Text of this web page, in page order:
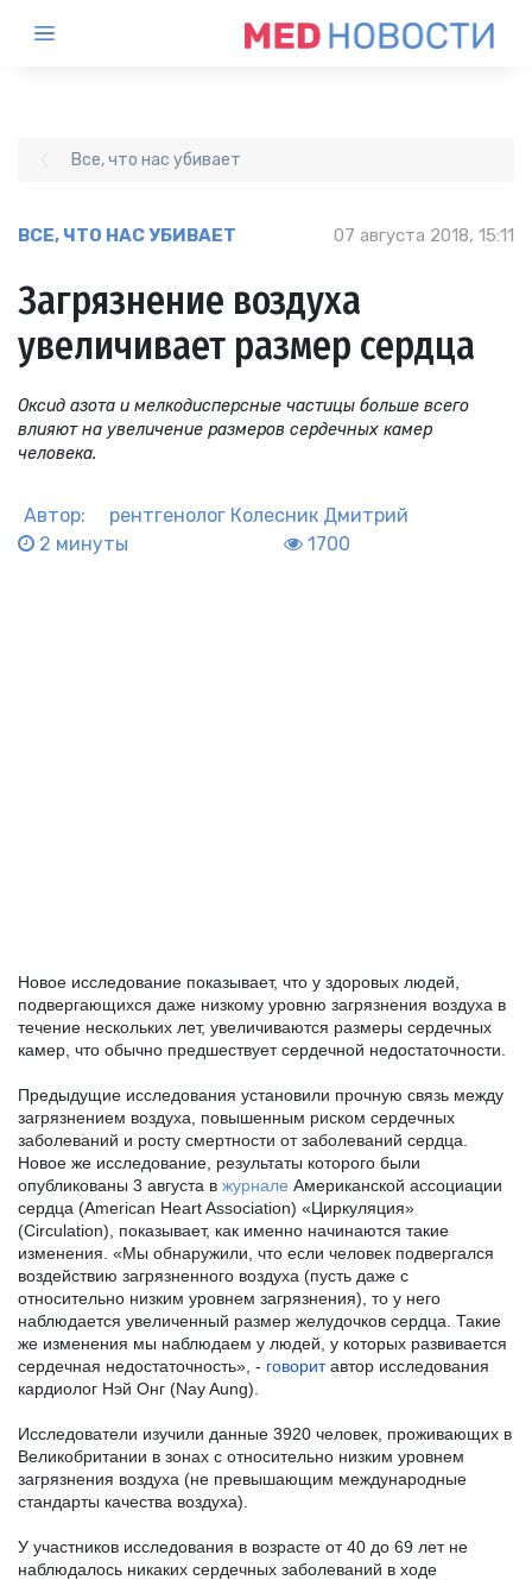
Все, что нас убивает
ВСЕ, ЧТО НАС УБИВАЕТ 07 августа 2018, 15:11
Загрязнение воздуха
увеличивает размер сердца
Оксид азота и мелкодисперсные частицы больше всего
влияют на увеличение размеров сердечных камер
человека.
Автор: рентгенолог Колесник Дмитрий
2 минуты
1700
Новое исследование показывает, что у здоровых людей,
подвергающихся даже низкому уровню загрязнения воздуха в
течение нескольких лет, увеличиваются размеры сердечных
камер, что обычно предшествует сердечной недостаточности.
Предыдущие исследования установили прочную связь между
загрязнением воздуха, повышенным риском сердечных
заболеваний и росту смертности от заболеваний сердца.
Новое же исследование, результаты которого были
опубликованы 3 августа в журнале Американской ассоциации
сердца (American Heart Association) «Циркуляция»
(Circulation), показывает, как именно начинаются такие
изменения. «Мы обнаружили, что если человек подвергался
воздействию загрязненного воздуха (пусть даже с
относительно низким уровнем загрязнения), то у него
наблюдается увеличенный размер желудочков сердца. Такие
же изменения мы наблюдаем у людей, у которых развивается
сердечная недостаточность», - говорит автор исследования
кардиолог Нэй Онг (Nay Aung).
Исследователи изучили данные 3920 человек, проживающих в
Великобритании в зонах с относительно низким уровнем
загрязнения воздуха (не превышающим международные
стандарты качества воздуха).
У участников исследования в возрасте от 40 до 69 лет не
наблюдалось никаких сердечных заболеваний в ходе